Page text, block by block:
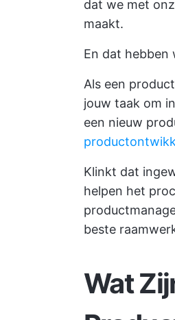
dat we met
maakt.
En dat hebben
Als een
jouw taak om
een nieuw
Klinkt dat
helpen het
beste
Wat